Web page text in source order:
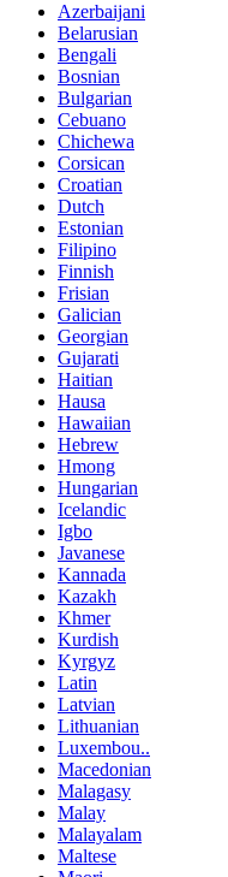
Azerbaijani
Belarusian
Bengali
Bosnian
Bulgarian
Cebuano
Chichewa
Corsican
Croatian
Dutch
Estonian
Filipino
Finnish
Frisian
Galician
Georgian
Gujarati
Haitian
Hausa
Hawaiian
Hebrew
Hmong
Hungarian
Icelandic
Igbo
Javanese
Kannada
Kazakh
Khmer
Kurdish
Kyrgyz
Latin
Latvian
Lithuanian
Luxembou..
Macedonian
Malagasy
Malay
Malayalam
Maltese